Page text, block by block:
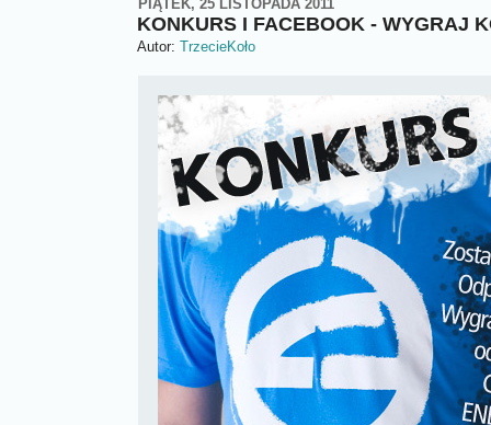
PIĄTEK, 25 LISTOPADA 2011
KONKURS I FACEBOOK - WYGRAJ
Autor: TrzecieKoło